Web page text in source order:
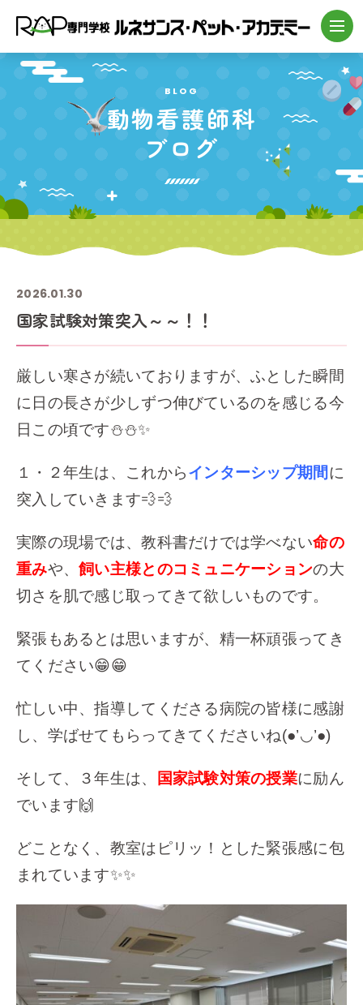
BLOG
動物看護師科
ブログ
2026.01.30
国家試験対策突入～～！！
厳しい寒さが続いておりますが、ふとした瞬間
に日の長さが少しずつ伸びているのを感じる今
日この頃です⛄⛄✨
１・２年生は、これからインターシップ期間に
突入していきます💨💨
実際の現場では、教科書だけでは学べない命の
重みや、飼い主様とのコミュニケーションの大
切さを肌で感じ取ってきて欲しいものです。
緊張もあるとは思いますが、精一杯頑張ってき
てください😁😁
忙しい中、指導してくださる病院の皆様に感謝
し、学ばせてもらってきてくださいね(●’◡’●)
そして、３年生は、 国家試験対策の授業に励ん
でいます🙌
どことなく、教室はピリッ！とした緊張感に包
まれています✨✨